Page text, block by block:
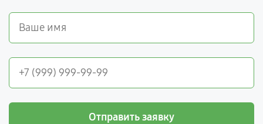
Отправить заявку